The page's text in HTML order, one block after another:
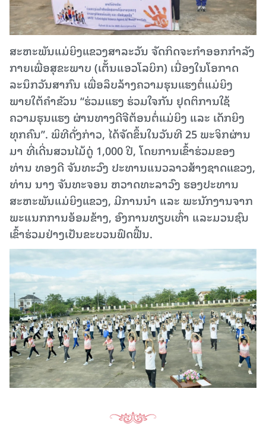
ສະຫະພັນແມ່ຍິງແຂວງສາລະວັນ ຈັດກິດຈະກຳອອກກຳລັງ
ກາຍເພື່ອສຸຂະພາບ (ເຕັ້ນແອວໂລບິກ) ເນື່ອງໃນໂອກາດ
ລະນຶກວັນສາກົນ ເພື່ອລຶບລ້າງຄວາມຮຸນແຮງຕໍ່ແມ່ຍິງ
ພາຍໃຕ້ຄຳຂັວນ “ຮ່ວມແຮງ ຮ່ວມໃຈກັນ ຢຸດຕິການໃຊ້
ຄວາມຮຸນແຮງ ຜ່ານທາງດີຈີຕ້ອນຕໍ່ແມ່ຍິງ ແລະ ເດັກຍິງ
ທຸກຄົນ”. ພິທີດັ່ງກ່າວ, ໄດ້ຈັດຂຶ້ນໃນວັນທີ 25 ພະຈິກຜ່ານ
ມາ ທີ່ເດີ່ນສວນໄມ້ດູ່ 1,000 ປີ, ໂດຍການເຂົ້າຮ່ວມຂອງ
ທ່ານ ທອງດີ ຈັນທະວົງ ປະທານແນວລາວສ້າງຊາດແຂວງ,
ທ່ານ ນາງ ຈັນທະຈອນ ຫວາດທະລາວົງ ຮອງປະທານ
ສະຫະພັນແມ່ຍິງແຂວງ, ມີການນຳ ແລະ ພະນັກງານຈາກ
ພະແນກການອ້ອມຂ້າງ, ອົງການທຽບເທົ່າ ແລະມວນຊົນ
ເຂົ້າຮ່ວມຢ່າງເປັນຂະບວນຟົດຟື້ນ.